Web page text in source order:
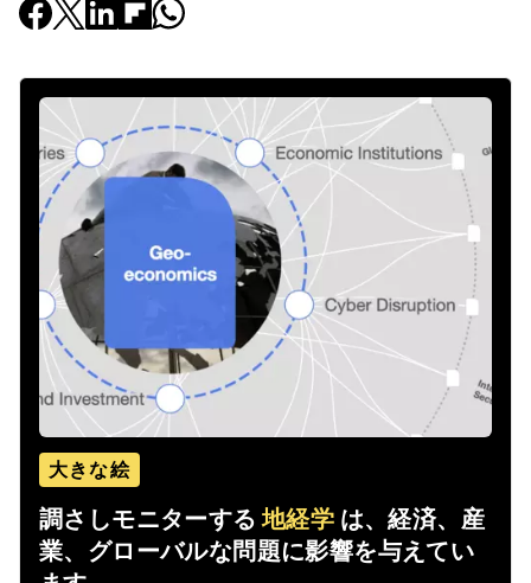
大きな絵
調さしモニターする 地経学 は、経済、産
業、グローバルな問題に影響を与えてい